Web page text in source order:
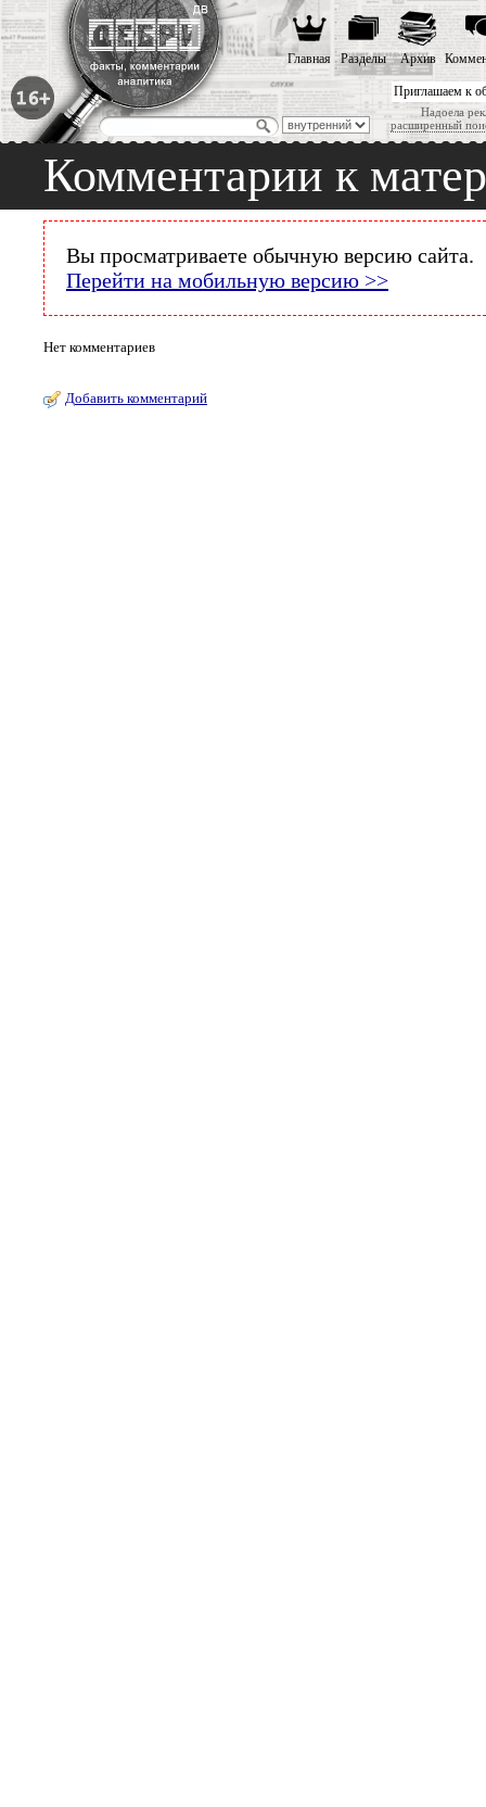
Приглашаем к
Надоела
расширенный
Главная Разделы Архив
Комментарии к
Вы просматриваете обычную версию сайта.
Перейти на мобильную версию >>
Нет комментариев
Добавить комментарий